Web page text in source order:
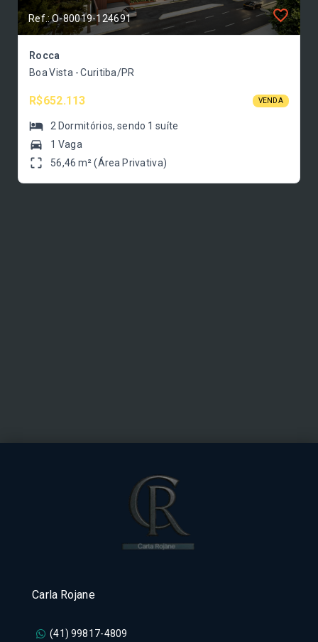
Ref.: O-80019-124691
Rocca
Boa Vista - Curitiba/PR
R$652.113 VENDA
2 Dormitórios, sendo 1 suíte
1 Vaga
56,46 m² (Área Privativa)
Carla Rojane
(41) 99817-4809